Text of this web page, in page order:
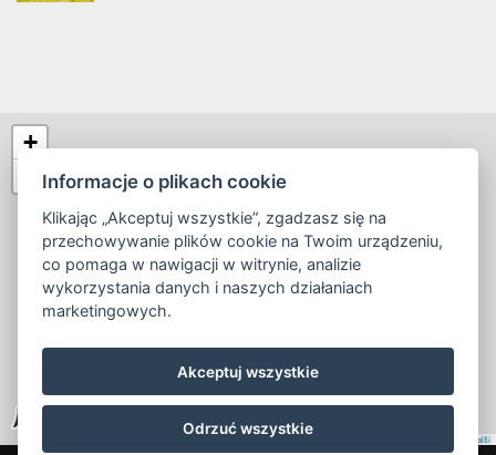
+
© Seznam.cz a.s. a další
Informacje o plikach cookie
Klikając „Akceptuj wszystkie”, zgadzasz się na
przechowywanie plików cookie na Twoim urządzeniu,
co pomaga w nawigacji w witrynie, analizie
wykorzystania danych i naszych działaniach
marketingowych.
Akceptuj wszystkie
Odrzuć wszystkie